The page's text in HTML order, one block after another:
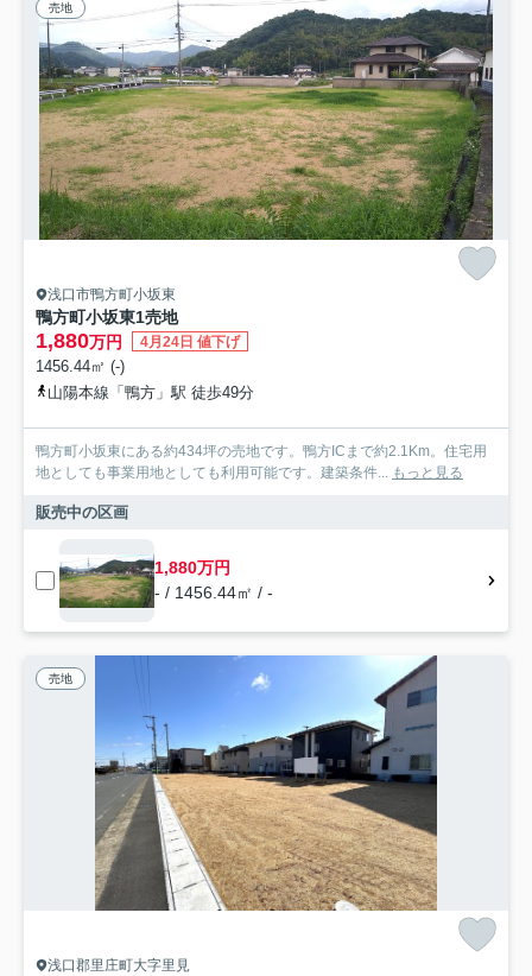
売地
浅口市鴨方町小坂東
鴨方町小坂東1売地
1,880万円 4月24日 値下げ
1456.44㎡ (-)
山陽本線「鴨方」駅 徒歩49分
鴨方町小坂東にある約434坪の売地です。鴨方ICまで約2.1Km。住宅用
地としても事業用地としても利用可能です。建築条件... もっと見る
販売中の区画
1,880万円
- / 1456.44㎡ / -
売地
浅口郡里庄町大字里見